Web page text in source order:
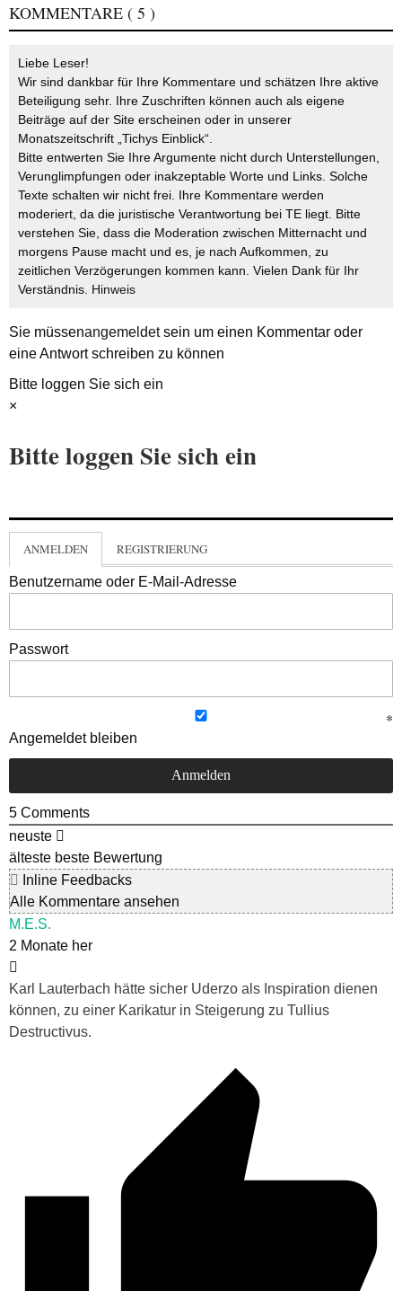
KOMMENTARE ( 5 )
Liebe Leser!
Wir sind dankbar für Ihre Kommentare und schätzen Ihre aktive
Beteiligung sehr. Ihre Zuschriften können auch als eigene
Beiträge auf der Site erscheinen oder in unserer
Monatszeitschrift „Tichys Einblick“.
Bitte entwerten Sie Ihre Argumente nicht durch Unterstellungen,
Verunglimpfungen oder inakzeptable Worte und Links. Solche
Texte schalten wir nicht frei. Ihre Kommentare werden
moderiert, da die juristische Verantwortung bei TE liegt. Bitte
verstehen Sie, dass die Moderation zwischen Mitternacht und
morgens Pause macht und es, je nach Aufkommen, zu
zeitlichen Verzögerungen kommen kann. Vielen Dank für Ihr
Verständnis. Hinweis
Sie müssenangemeldetsein um einen Kommentar oder
eine Antwort schreiben zu können
Bitte loggen Sie sich ein
×
Bitte loggen Sie sich ein
ANMELDEN REGISTRIERUNG
Benutzername oder E-Mail-Adresse
Passwort
Angemeldet bleiben
5 Comments
neuste
älteste beste Bewertung
Inline Feedbacks
Alle Kommentare ansehen
M.E.S.
2 Monate her
Karl Lauterbach hätte sicher Uderzo als Inspiration dienen
können, zu einer Karikatur in Steigerung zu Tullius
Destructivus.